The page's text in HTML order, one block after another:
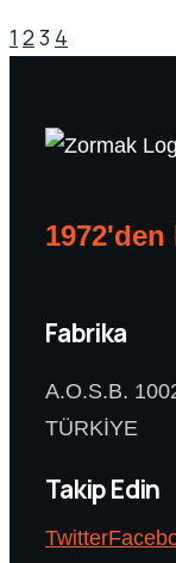
1 23 4
1972'den
Fabrika
A.O.S.B.
TÜRKİYE
Takip Edin
Twitter